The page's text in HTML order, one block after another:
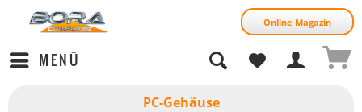
Online Magazin
MENÜ
PC-Gehäuse